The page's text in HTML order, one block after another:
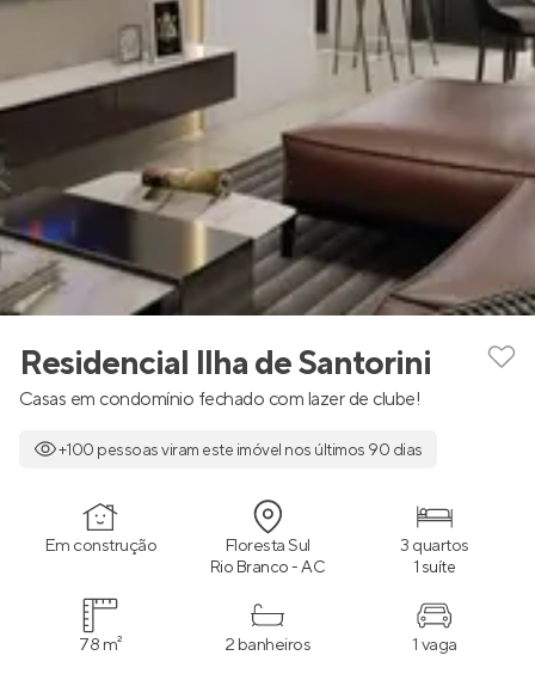
Residencial Ilha de Santorini
Casas em condomínio fechado com lazer de clube!
+100 pessoas viram este imóvel nos últimos 90 dias
Em construção Floresta Sul
Rio Branco - AC
3 quartos
1 suíte
78 m² 2 banheiros 1 vaga